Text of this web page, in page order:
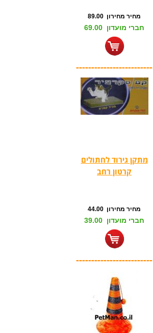
מחיר מחירון 89.00
חברי מועדון 69.00
-------------------------
מתקן גירוד לחתולים
קרטון רחב
מחיר מחירון 44.00
חברי מועדון 39.00
-------------------------